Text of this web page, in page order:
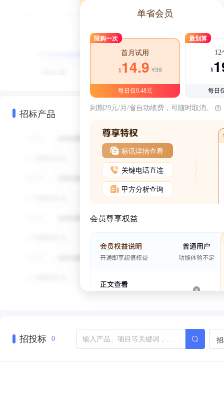
招标产品
单省会员
限购一次
首月试用
¥14.9 ¥39
每日仅0.48元
最划算
12
¥
每日
到期29元/月/省自动续费，可随时取消。
标讯详情查看
关键电话直连
甲方分析查询
会员尊享权益
招投标 0